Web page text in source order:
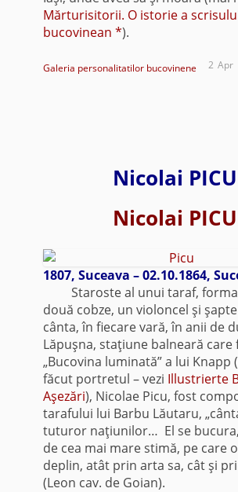
Mărturisitorii. O istorie a
bucovinean *).
Galeria personalitatilor bucovinene Apr
2
Nicolai PICU
Nicolai PICU
1807, Suceava – 02.10.1864,
Staroste al unui taraf,
două cobze, un violoncel şi
cânta, în fiecare vară, în anii de
Lăpuşna, staţiune balneară care
„Bucovina luminată” a lui Knapp
făcut portretul – vezi Illustrierte
Aşezări), Nicolae Picu, fost
tarafului lui Barbu Lăutaru,
tuturor naţiunilor… El se
de cea mai mare stimă, pe care
deplin, atât prin arta sa, cât şi
(Leon cav. de Goian).